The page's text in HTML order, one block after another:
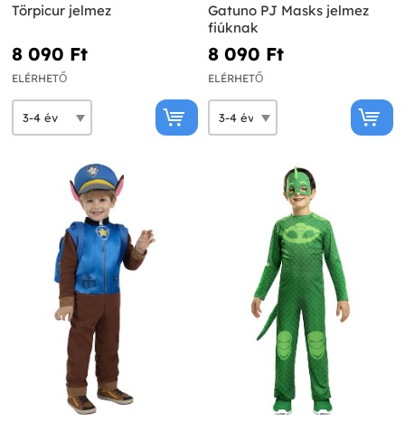
Törpicur jelmez
8 090 Ft‎
ELÉRHETŐ
Gatuno PJ Masks jelmez
fiúknak
8 090 Ft‎
ELÉRHETŐ